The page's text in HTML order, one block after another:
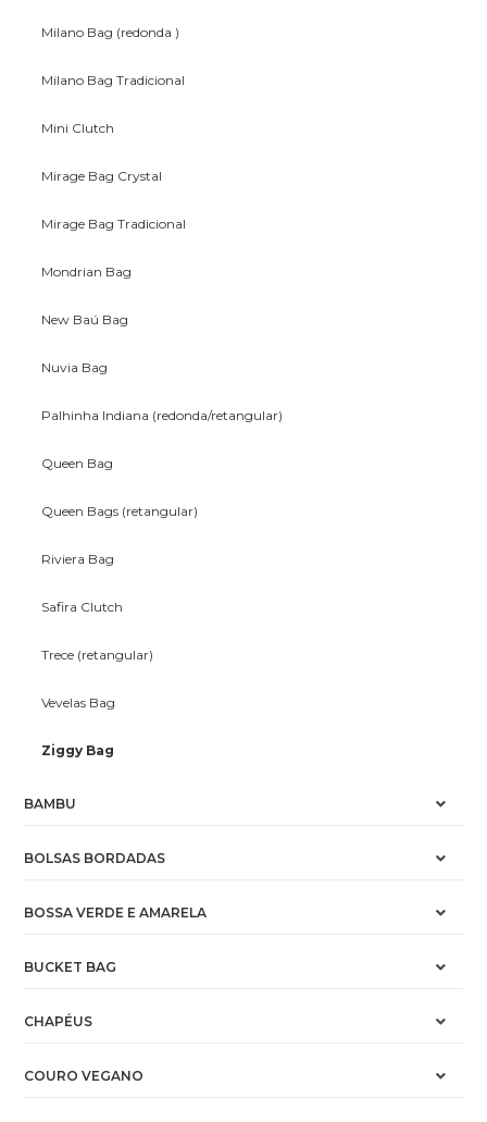
Milano Bag (redonda )
Milano Bag Tradicional
Mini Clutch
Mirage Bag Crystal
Mirage Bag Tradicional
Mondrian Bag
New Baú Bag
Nuvia Bag
Palhinha Indiana (redonda/retangular)
Queen Bag
Queen Bags (retangular)
Riviera Bag
Safira Clutch
Trece (retangular)
Vevelas Bag
Ziggy Bag
BAMBU
BOLSAS BORDADAS
BOSSA VERDE E AMARELA
BUCKET BAG
CHAPÉUS
COURO VEGANO